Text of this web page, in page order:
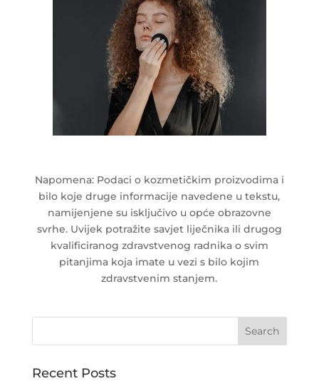
Napomena: Podaci o kozmetičkim proizvodima i
bilo koje druge informacije navedene u tekstu,
namijenjene su isključivo u opće obrazovne
svrhe. Uvijek potražite savjet liječnika ili drugog
kvalificiranog zdravstvenog radnika o svim
pitanjima koja imate u vezi s bilo kojim
zdravstvenim stanjem.
Recent Posts